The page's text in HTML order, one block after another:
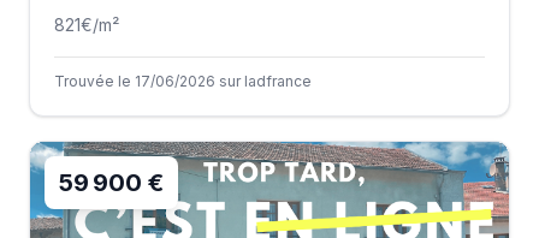
821€/m²
Trouvée le 17/06/2026 sur Iadfrance
59 900 €